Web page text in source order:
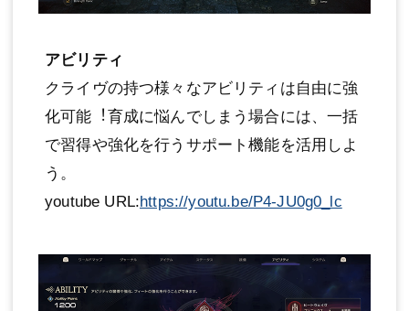
アビリティ
クライヴの持つ様々なアビリティは自由に強
化可能︕育成に悩んでしまう場合には、一括
で習得や強化を行うサポート機能を活用しよ
う。
youtube URL:https://youtu.be/P4-JU0g0_lc